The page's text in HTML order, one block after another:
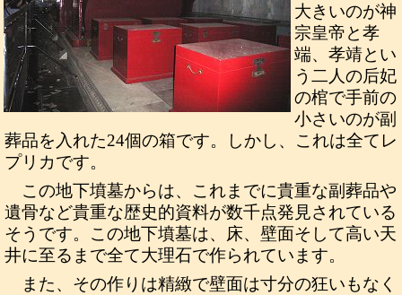
大きいのが神
宗皇帝と孝
端、孝靖とい
う二人の后妃
の棺で手前の
小さいのが副
葬品を入れた24個の箱です。しかし、これは全てレ
プリカです。
この地下墳墓からは、これまでに貴重な副葬品や
遺骨など貴重な歴史的資料が数千点発見されている
そうです。この地下墳墓は、床、壁面そして高い天
井に至るまで全て大理石で作られています。
また、その作りは精緻で壁面は寸分の狂いもなく